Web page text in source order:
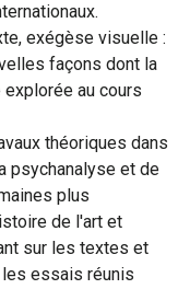
exégèse visuelle :
façons dont la
au cours
théoriques dans
psychanalyse et de
plus
de l'art et
sur les textes et
essais réunis